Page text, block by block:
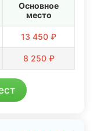
Основное
место
13 450 ₽
8 250 ₽